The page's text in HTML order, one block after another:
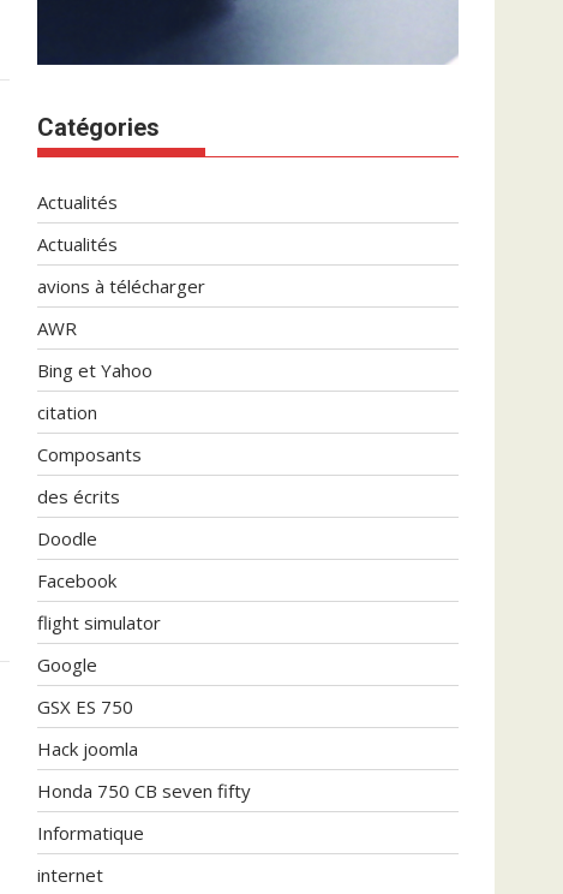
Catégories
Actualités
Actualités
avions à télécharger
AWR
Bing et Yahoo
citation
Composants
des écrits
Doodle
Facebook
flight simulator
Google
GSX ES 750
Hack joomla
Honda 750 CB seven fifty
Informatique
internet